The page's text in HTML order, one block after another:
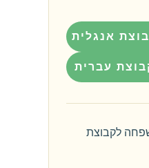
אנגלית
עברית
לקבוצת